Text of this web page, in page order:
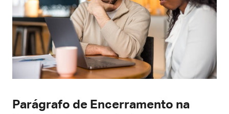
Parágrafo de Encerramento na